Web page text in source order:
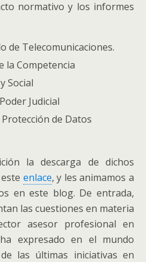
normativo y los informes
de Telecomunicaciones.
la Competencia
Social
Judicial
de Datos
la descarga de dichos
enlace, y les animamos a
en este blog. De entrada,
las cuestiones en materia
asesor profesional en
expresado en el mundo
las últimas iniciativas en